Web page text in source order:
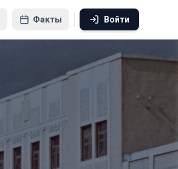
Факты Войти